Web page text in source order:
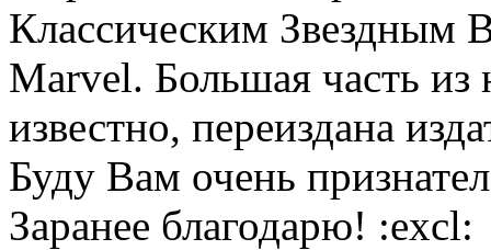
Классическим Звездным
Marvel. Большая часть из
известно, переиздана
Буду Вам очень
Заранее благодарю! :excl: